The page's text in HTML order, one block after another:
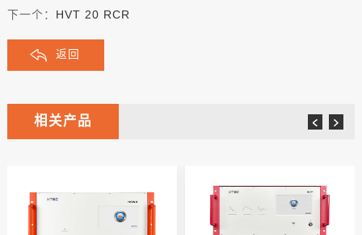
下一个： HVT 20 RCR
返回
相关产品